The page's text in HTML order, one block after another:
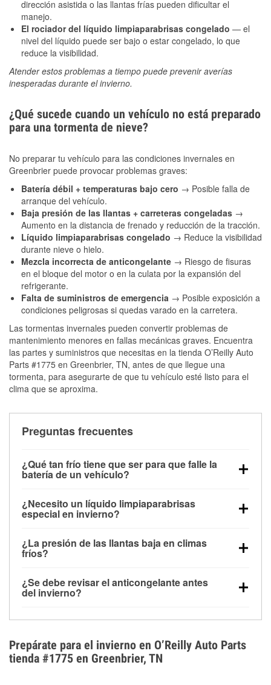
dirección asistida o las llantas frías pueden dificultar el
manejo.
El rociador del líquido limpiaparabrisas congelado — el
nivel del líquido puede ser bajo o estar congelado, lo que
reduce la visibilidad.
Atender estos problemas a tiempo puede prevenir averías
inesperadas durante el invierno.
¿Qué sucede cuando un vehículo no está preparado
para una tormenta de nieve?
No preparar tu vehículo para las condiciones invernales en
Greenbrier puede provocar problemas graves:
Batería débil + temperaturas bajo cero → Posible falla de
arranque del vehículo.
Baja presión de las llantas + carreteras congeladas →
Aumento en la distancia de frenado y reducción de la tracción.
Líquido limpiaparabrisas congelado → Reduce la visibilidad
durante nieve o hielo.
Mezcla incorrecta de anticongelante → Riesgo de fisuras
en el bloque del motor o en la culata por la expansión del
refrigerante.
Falta de suministros de emergencia → Posible exposición a
condiciones peligrosas si quedas varado en la carretera.
Las tormentas invernales pueden convertir problemas de
mantenimiento menores en fallas mecánicas graves. Encuentra
las partes y suministros que necesitas en la tienda O’Reilly Auto
Parts #1775 en Greenbrier, TN, antes de que llegue una
tormenta, para asegurarte de que tu vehículo esté listo para el
clima que se aproxima.
Preguntas frecuentes
¿Qué tan frío tiene que ser para que falle la
batería de un vehículo?
debajo de los 32 °F y puede perder hasta la mitad de
su potencia de arranque cerca de los 0 °F, lo que
arranque.
¿Necesito un líquido limpiaparabrisas
especial en invierno?
la congelación y ayuda a disolver la sal y la nieve
derretida en la carretera para mejorar la visibilidad.
¿La presión de las llantas baja en climas
fríos?
alrededor de 1 PSI por cada 10 °F que baja la
temperatura. Puedes obtener más información sobre
¿Se debe revisar el anticongelante antes
del invierno?
el sobrecalentamiento en condiciones de frío
extremo. Aprende cómo comprobar la protección
anticongelante en nuestra sección How-To.
Prepárate para el invierno en O’Reilly Auto Parts
tienda #1775 en Greenbrier, TN